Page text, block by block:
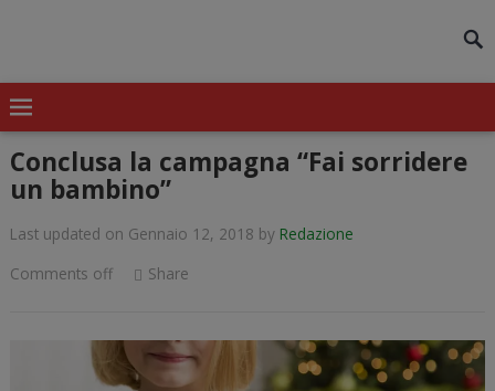
Conclusa la campagna “Fai sorridere
un bambino”
Last updated on Gennaio 12, 2018 by Redazione
Comments off
Share